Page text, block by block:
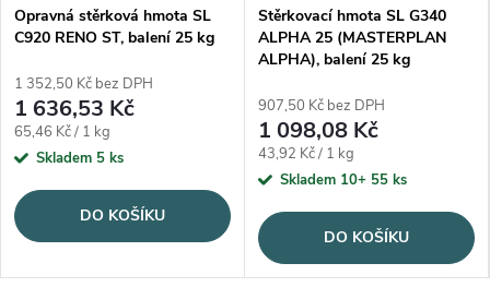
Opravná stěrková hmota SL
C920 RENO ST, balení 25 kg
1 352,50 Kč bez DPH
1 636,53 Kč
Měrná cena:
65,46 Kč / 1 kg
Skladem 5 ks
DO KOŠÍKU
Stěrkovací hmota SL G340
ALPHA 25 (MASTERPLAN
ALPHA), balení 25 kg
907,50 Kč bez DPH
1 098,08 Kč
Měrná cena:
43,92 Kč / 1 kg
Skladem 10+ 55 ks
DO KOŠÍKU